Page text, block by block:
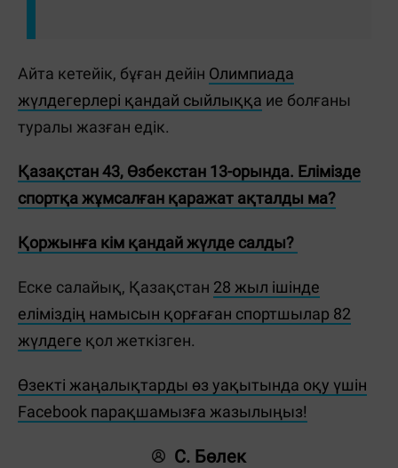
Айта кетейік, бұған дейін Олимпиада
жүлдегерлері қандай сыйлыққа ие болғаны
туралы жазған едік.
Қазақстан 43, Өзбекстан 13-орында. Елімізде
спортқа жұмсалған қаражат ақталды ма?
Қоржынға кім қандай жүлде салды?
Еске салайық, Қазақстан 28 жыл ішінде
еліміздің намысын қорғаған спортшылар 82
жүлдеге қол жеткізген.
Өзекті жаңалықтарды өз уақытында оқу үшін
Facebook парақшамызға жазылыңыз!
С. Бөлек